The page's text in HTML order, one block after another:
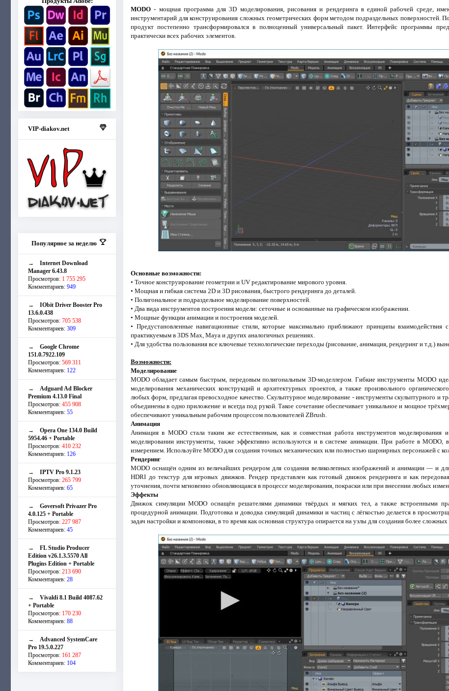
VIP-diakov.net
Популярное за неделю
→ Internet Download
Manager 6.43.8
Просмотров: 1 755 295
Комментариев: 949
→ IObit Driver Booster Pro
13.6.0.438
Просмотров: 705 538
Комментариев: 309
→ Google Chrome
151.0.7922.109
Просмотров: 569 311
Комментариев: 122
→ Adguard Ad Blocker
Premium 4.13.0 Final
Просмотров: 455 908
Комментариев: 55
→ Opera One 134.0 Build
5954.46 + Portable
Просмотров: 410 232
Комментариев: 126
→ IPTV Pro 9.1.23
Просмотров: 265 799
Комментариев: 65
→ Goversoft Privazer Pro
4.0.125 + Portable
Просмотров: 227 987
Комментариев: 45
→ FL Studio Producer
Edition v26.1.3.5570 All
Plugins Edition + Portable
Просмотров: 213 690
Комментариев: 28
→ Vivaldi 8.1 Build 4087.62
+ Portable
Просмотров: 170 230
Комментариев: 88
→ Advanced SystemCare
Pro 19.5.0.227
Просмотров: 161 287
Комментариев: 104
MODO- мощная программа для 3D моделирования, рисования и рендеринга в единой рабочей среде,
инструментарий для конструирования сложных геометрических форм методом подраздельных поверхностей.
продукт постепенно трансформировался в полноценный универсальный пакет. Интерфейс программы
практически всех рабочих элементов.
Основные возможности:
• Точное конструирование геометрии и UV редактирование мирового уровня.
• Мощная и гибкая система 2D и 3D рисования, быстрого рендеринга до деталей.
• Полигональное и подраздельное моделирование поверхностей.
• Два вида инструментов построения модели: сеточные и основанные на графическом изображении.
• Мощные функции анимации и построения моделей.
• Предустановленные навигационные стили, которые максимально приближают принципы взаимодействия
практикуемым в 3DS Max, Maya и других аналогичных решениях.
• Для удобства пользования все ключевые технологические переходы (рисование, анимация, рендеринг и т.д.)
Возможности:
Моделирование
MODO обладает самым быстрым, передовым полигональным 3D-моделлером. Гибкие инструменты MODO
моделирования механических конструкций и архитектурных проектов, а также произвольного
любых форм, предлагая превосходное качество. Скульптурное моделирование - инструменты скульптурного и
объединены в одно приложение и всегда под рукой. Такое сочетание обеспечивает уникальное и мощное
обеспечивают уникальным рабочим процессом пользователей ZBrush.
Анимация
Анимация в MODO стала таким же естественным, как и совместная работа инструментов моделирования
моделировании инструменты, также эффективно используются и в системе анимации. При работе в MODO,
измерением. Используйте MODO для создания точных механических или полностью шарнирных персонажей с
Рендеринг
MODO оснащён одним из величайших рендером для создания великолепных изображений и анимации — и
HDRI до текстур для игровых движков. Рендер представлен как готовый движок рендеринга и как
уточнения, почти мгновенно обновляющаяся в процессе моделирования, покраски или при внесении любых
Эффекты
Движок симуляции MODO оснащён решателями динамики твёрдых и мягких тел, а также встроенными
процедурной анимации. Подготовка и доводка симуляций динамики и частиц с лёгкостью делается в
задач настройки и компоновки, в то время как основная структура опирается на узлы для создания более сложных